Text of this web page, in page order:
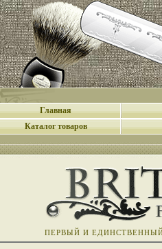
Главная
Каталог товаров
ПЕРВЫЙ И